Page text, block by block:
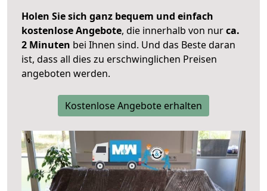
Holen Sie sich ganz bequem und einfach
kostenlose Angebote, die innerhalb von nurca.
2 Minuten bei Ihnen sind. Und das Beste daran
ist, dass all dies zu erschwinglichen Preisen
angeboten werden.
Kostenlose Angebote erhalten